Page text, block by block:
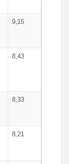
9,15
8,43
8,33
8,21